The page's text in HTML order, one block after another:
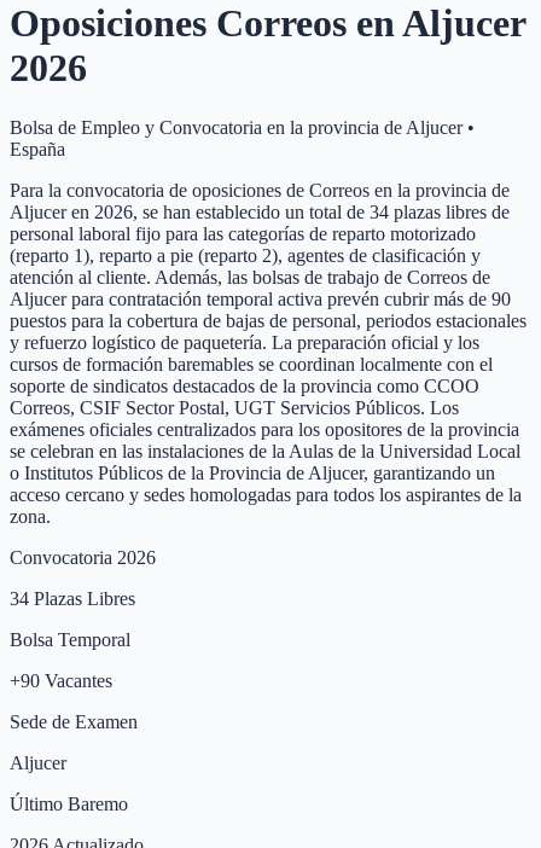
Oposiciones Correos enAljucer
2026
Bolsa de Empleo y Convocatoria en la provincia de Aljucer•
España
Para la convocatoria de oposiciones de Correos en la provincia de
Aljucer en 2026, se han establecido un total de 34 plazas libres de
personal laboral fijo para las categorías de reparto motorizado
(reparto 1), reparto a pie (reparto 2), agentes de clasificación y
atención al cliente. Además, las bolsas de trabajo de Correos de
Aljucer para contratación temporal activa prevén cubrir más de 90
puestos para la cobertura de bajas de personal, periodos estacionales
y refuerzo logístico de paquetería. La preparación oficial y los
cursos de formación baremables se coordinan localmente con el
soporte de sindicatos destacados de la provincia como CCOO
Correos, CSIF Sector Postal, UGT Servicios Públicos. Los
exámenes oficiales centralizados para los opositores de la provincia
se celebran en las instalaciones de la Aulas de la Universidad Local
o Institutos Públicos de la Provincia de Aljucer, garantizando un
acceso cercano y sedes homologadas para todos los aspirantes de la
zona.
Convocatoria 2026
34 Plazas Libres
Bolsa Temporal
+90 Vacantes
Sede de Examen
Aljucer
Último Baremo